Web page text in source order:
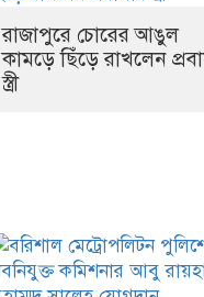
রাজাপুরে চোরের আঙুল
কামড়ে ছিঁড়ে রাখলেন
স্ত্রী